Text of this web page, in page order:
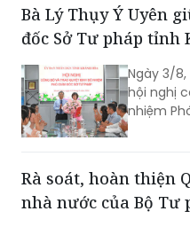
ban
Báo cáo
các
và Hội
ước
Việt Nam
phần
quan, tổ
Bà Lý Thụy Ý Uyên
đốc Sở Tư pháp tỉnh
Ngày 3/8,
hội nghị
nhiệm
Rà soát, hoàn thiện
nhà nước của Bộ Tư